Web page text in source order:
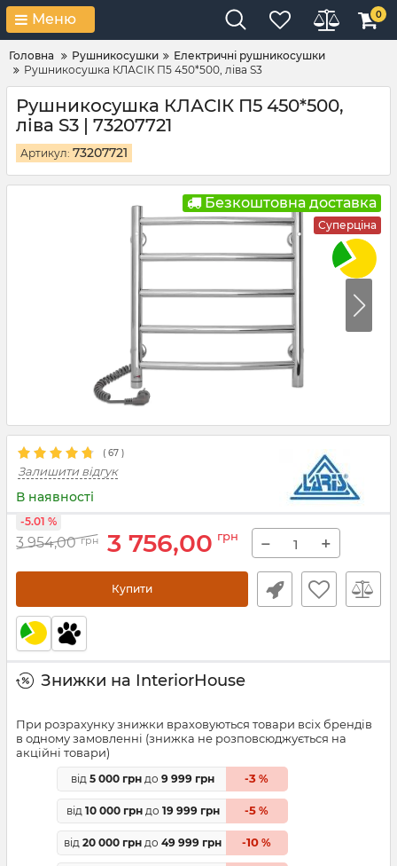
Меню 0
Головна Рушникосушки
Електричні рушникосушки
Рушникосушка КЛАСІК П5 450*500, ліва S3
Рушникосушка КЛАСІК П5 450*500,
ліва S3 | 73207721
Артикул: 73207721
Безкоштовна доставка
Суперціна
( 67 )
Залишити відгук
В наявності
3 954,00 грн 3 756,00 грн
-5.01 %
− +
Купити
Знижки на InteriorHouse
При розрахунку знижки враховуються товари всіх брендів
в одному замовленні (знижка не розповсюджується на
акційні товари)
від 5 000 грн до 9 999 грн -3 %
від 10 000 грндо 19 999 грн -5 %
від 20 000 грн до 49 999 грн -10 %